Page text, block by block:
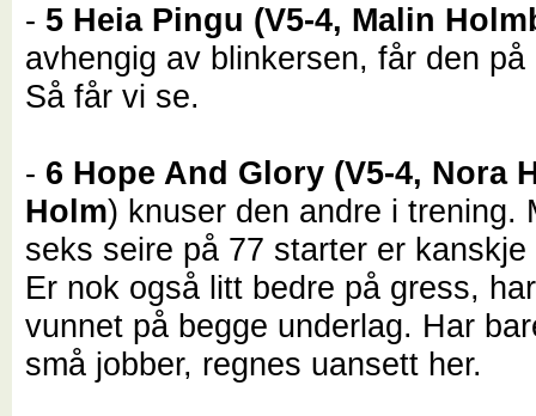
- 5 Heia Pingu (V5-4, Malin
avhengig av blinkersen, får den på
Så får vi se.
- 6 Hope And Glory (V5-4, Nora
Holm) knuser den andre i trening.
seks seire på 77 starter er
Er nok også litt bedre på gress,
vunnet på begge underlag. Har
små jobber, regnes uansett her.